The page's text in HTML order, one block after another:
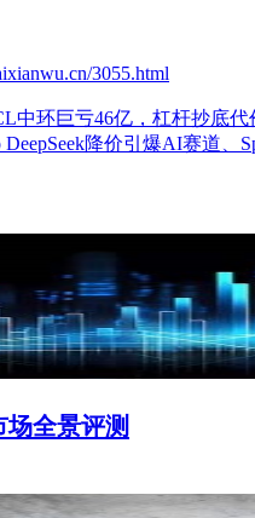
3055.html
中环巨亏46亿，杠杆抄底代
DeepSeek降价引爆AI赛道
场全景评测